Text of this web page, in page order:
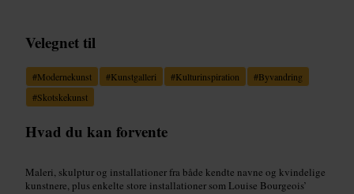
Velegnet til
#Modernekunst #Kunstgalleri #Kulturinspiration #Byvandring
#Skotskekunst
Hvad du kan forvente
Maleri, skulptur og installationer fra både kendte navne og kvindelige
kunstnere, plus enkelte store installationer som Louise Bourgeois’